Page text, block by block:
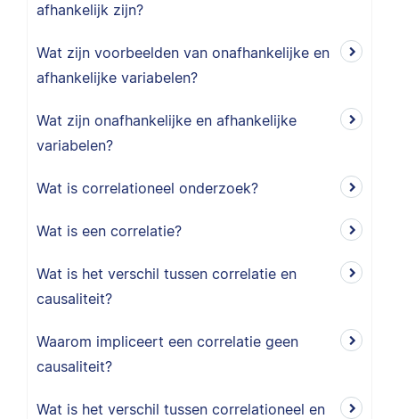
afhankelijk zijn?
Wat zijn voorbeelden van onafhankelijke en
afhankelijke variabelen?
Wat zijn onafhankelijke en afhankelijke
variabelen?
Wat is correlationeel onderzoek?
Wat is een correlatie?
Wat is het verschil tussen correlatie en
causaliteit?
Waarom impliceert een correlatie geen
causaliteit?
Wat is het verschil tussen correlationeel en